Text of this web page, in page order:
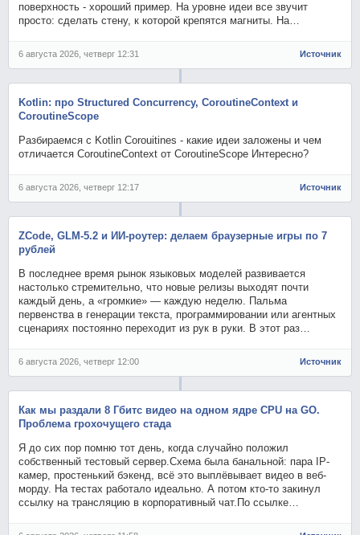
поверхность - хороший пример. На уровне идеи все звучит
просто: сделать стену, к которой крепятся магниты. На…
6 августа 2026, четверг 12:31 Источник
Kotlin: про Structured Concurrency, CoroutineContext и
CoroutineScope
Разбираемся с Kotlin Corouitines - какие идеи заложены и чем
отличается CoroutineContext от CoroutineScope Интересно?
6 августа 2026, четверг 12:17 Источник
ZCode, GLM-5.2 и ИИ-роутер: делаем браузерные игры по 7
рублей
В последнее время рынок языковых моделей развивается
настолько стремительно, что новые релизы выходят почти
каждый день, а «громкие» — каждую неделю. Пальма
первенства в генерации текста, программировании или агентных
сценариях постоянно переходит из рук в руки. В этот раз…
6 августа 2026, четверг 12:00 Источник
Как мы раздали 8 Гбитс видео на одном ядре CPU на GO.
Проблема грохочущего стада
Я до сих пор помню тот день, когда случайно положил
собственный тестовый сервер.Схема была банальной: пара IP-
камер, простенький бэкенд, всё это выплёвывает видео в веб-
морду. На тестах работало идеально. А потом кто-то закинул
ссылку на трансляцию в корпоративный чат.По ссылке…